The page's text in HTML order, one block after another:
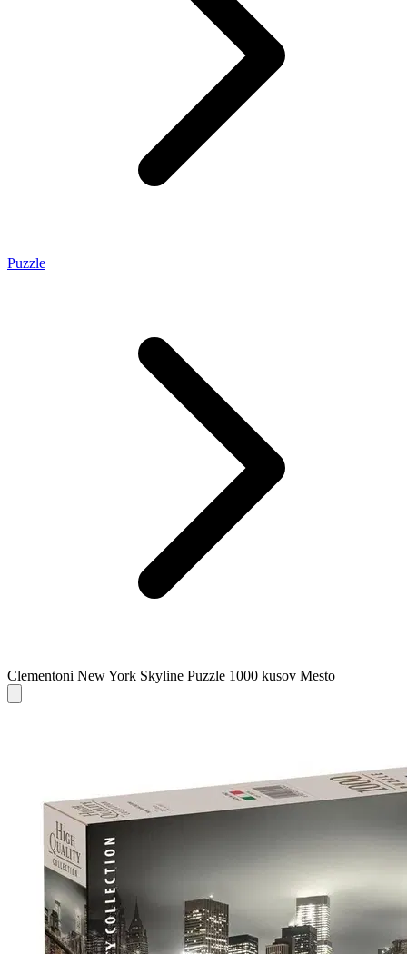
Puzzle
Clementoni New York Skyline Puzzle 1000 kusov Mesto